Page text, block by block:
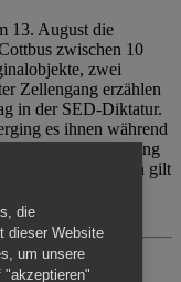
13. August die
zwischen 10
zwei
Zellengang erzählen
in der SED-Diktatur.
es ihnen während
ohne Betreuung
Begleitpersonen gilt
die
dieser Website
um unsere
"akzeptieren"